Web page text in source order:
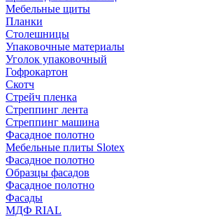
Мебельные щиты
Планки
Столешницы
Упаковочные материалы
Уголок упаковочный
Гофрокартон
Скотч
Стрейч пленка
Стреппинг лента
Стреппинг машина
Фасадное полотно
Мебельные плиты Slotex
Фасадное полотно
Образцы фасадов
Фасадное полотно
Фасады
МДФ RIAL